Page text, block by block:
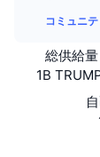
コミュニ
総供給量
1B